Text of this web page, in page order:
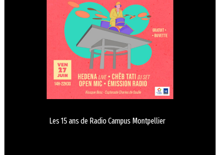
Les 15 ans de Radio Campus Montpellier